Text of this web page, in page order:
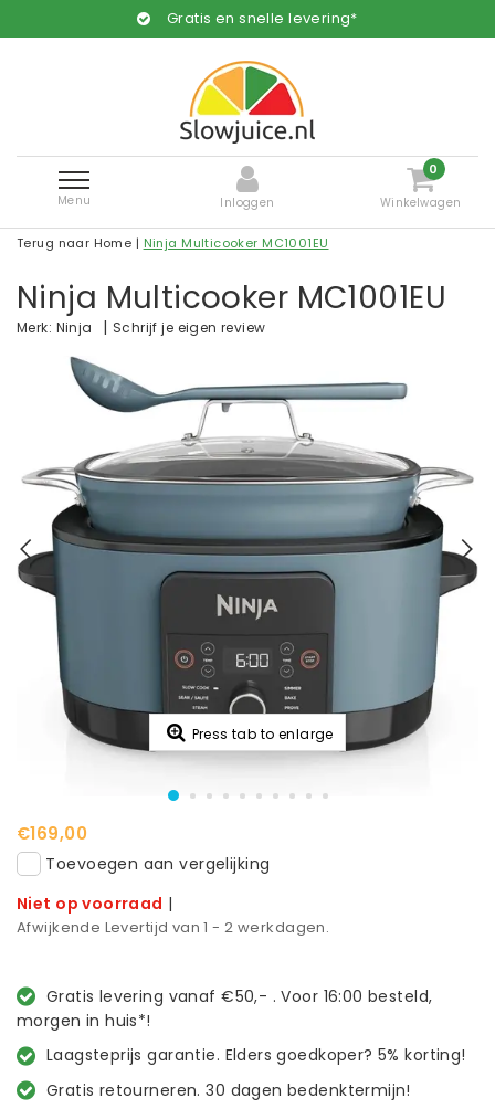
Gratis en snelle levering*
Menu Inloggen
0
Winkelwagen
Terug naar Home | Ninja Multicooker MC1001EU
Ninja Multicooker MC1001EU
Merk: Ninja | Schrijf je eigen review
Press tab to enlarge
€169,00
Toevoegen aan vergelijking
Niet op voorraad |
Afwijkende Levertijd van 1 - 2 werkdagen.
Gratis levering vanaf €50,- . Voor 16:00 besteld,
morgen in huis*!
Laagsteprijs garantie. Elders goedkoper? 5% korting!
Gratis retourneren. 30 dagen bedenktermijn!